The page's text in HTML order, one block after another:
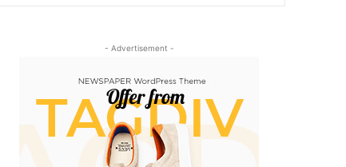
- Advertisement -